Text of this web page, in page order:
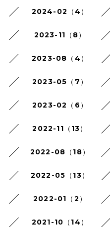
2024-02（4）
2023-11（8）
2023-08（4）
2023-05（7）
2023-02（6）
2022-11（13）
2022-08（18）
2022-05（13）
2022-01（2）
2021-10（14）